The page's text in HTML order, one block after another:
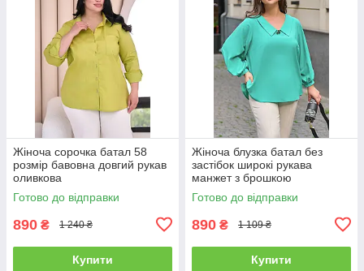
Жіноча сорочка батал 58
розмір бавовна довгий рукав
оливкова
Готово до відправки
890 ₴ 1 240 ₴
Купити
Жіноча блузка батал без
застібок широкі рукава
манжет з брошкою
Готово до відправки
890 ₴ 1 109 ₴
Купити